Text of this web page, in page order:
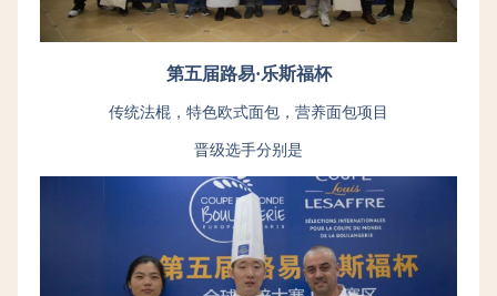
第五届路易·乐斯福杯
传统法棍，特色欧式面包，营养面包项目
晋级选手分别是